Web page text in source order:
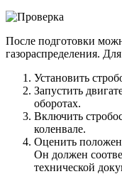
После подготовки
газораспределения.
Установить
Запустить
оборотах.
Включить
коленвале.
Оценить
Он должен
технической